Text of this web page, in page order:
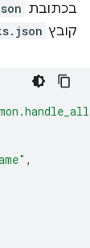
בכתובת
קובץ
,